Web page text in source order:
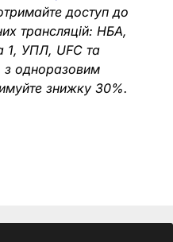
доступ до
трансляцій: НБА,
1, УПЛ, UFC та
з одноразовим
знижку 30%.